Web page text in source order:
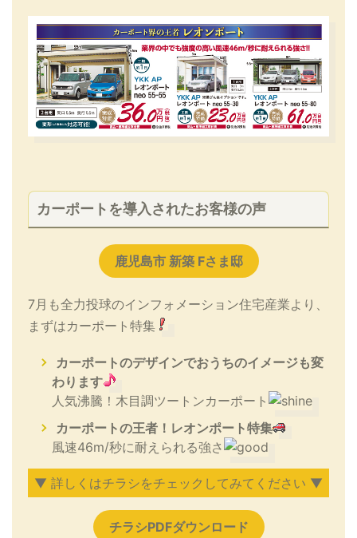
カーポートを導入されたお客様の声
鹿児島市 新築 Fさま邸
7月も全力投球のインフォメーション住宅産業より、
まずはカーポート特集
カーポートのデザインでおうちのイメージも変
わります
人気沸騰！木目調ツートンカーポート
カーポートの王者！レオンポート特集
風速46m/秒に耐えられる強さ
▼ 詳しくはチラシをチェックしてみてください ▼
チラシPDFダウンロード